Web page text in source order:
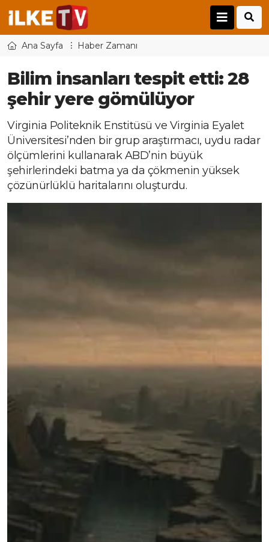
Ana Sayfa Haber Zamanı
Bilim insanları tespit etti: 28
şehir yere gömülüyor
Virginia Politeknik Enstitüsü ve Virginia Eyalet
Üniversitesi’nden bir grup araştırmacı, uydu radar
ölçümlerini kullanarak ABD’nin büyük
şehirlerindeki batma ya da çökmenin yüksek
çözünürlüklü haritalarını oluşturdu.